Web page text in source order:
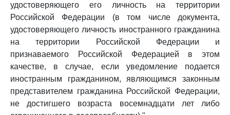
удостоверяющего его личность на территории
Российской Федерации (в том числе документа,
удостоверяющего личность иностранного гражданина
на территории Российской Федерации и
признаваемого Российской Федерацией в этом
качестве, в случае, если уведомление подается
иностранным гражданином, являющимся законным
представителем гражданина Российской Федерации,
не достигшего возраста восемнадцати лет либо